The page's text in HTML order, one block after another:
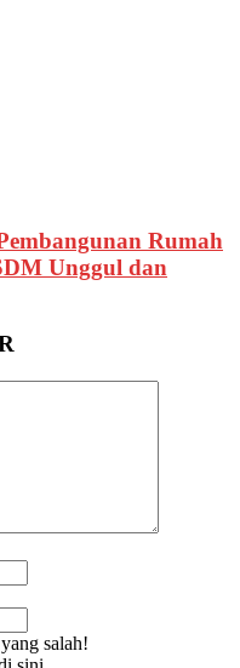
Rumah
Unggul dan
salah!